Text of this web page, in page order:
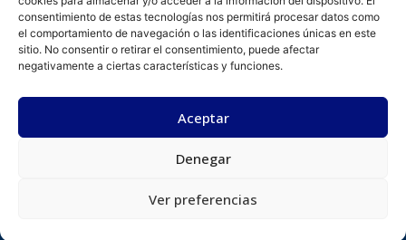
consentimiento de estas tecnologías nos permitirá procesar datos como
el comportamiento de navegación o las identificaciones únicas en este
sitio. No consentir o retirar el consentimiento, puede afectar
negativamente a ciertas características y funciones.
Aceptar
Denegar
Ver preferencias
a
c
e
b
o
n
s
t
a
g
i
n
k
e
d
i
n
n
v
e
l
o
h
a
t
s
© Todos los derechos reservados.
Desarrollado por kitdigital.dev